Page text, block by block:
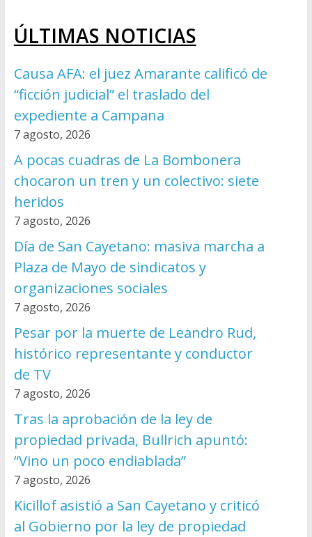
ÚLTIMAS NOTICIAS
Causa AFA: el juez Amarante calificó de
“ficción judicial” el traslado del
expediente a Campana
7 agosto, 2026
A pocas cuadras de La Bombonera
chocaron un tren y un colectivo: siete
heridos
7 agosto, 2026
Día de San Cayetano: masiva marcha a
Plaza de Mayo de sindicatos y
organizaciones sociales
7 agosto, 2026
Pesar por la muerte de Leandro Rud,
histórico representante y conductor
de TV
7 agosto, 2026
Tras la aprobación de la ley de
propiedad privada, Bullrich apuntó:
“Vino un poco endiablada”
7 agosto, 2026
Kicillof asistió a San Cayetano y criticó
al Gobierno por la ley de propiedad